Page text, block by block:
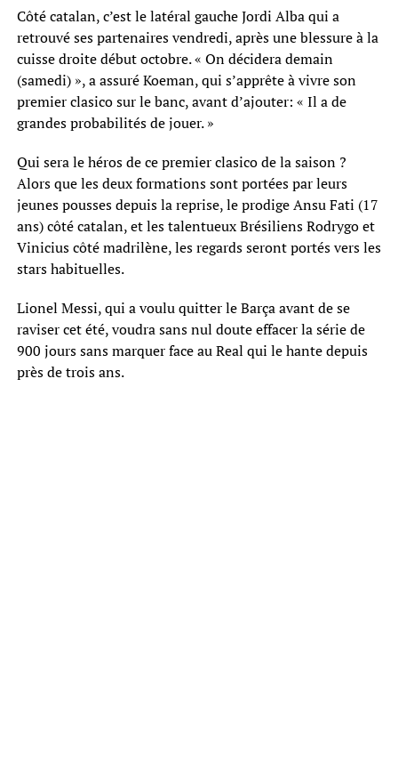
Côté catalan, c’est le latéral gauche Jordi Alba qui a
retrouvé ses partenaires vendredi, après une blessure à la
cuisse droite début octobre. « On décidera demain
(samedi) », a assuré Koeman, qui s’apprête à vivre son
premier clasico sur le banc, avant d’ajouter: « Il a de
grandes probabilités de jouer. »
Qui sera le héros de ce premier clasico de la saison ?
Alors que les deux formations sont portées par leurs
jeunes pousses depuis la reprise, le prodige Ansu Fati (17
ans) côté catalan, et les talentueux Brésiliens Rodrygo et
Vinicius côté madrilène, les regards seront portés vers les
stars habituelles.
Lionel Messi, qui a voulu quitter le Barça avant de se
raviser cet été, voudra sans nul doute effacer la série de
900 jours sans marquer face au Real qui le hante depuis
près de trois ans.